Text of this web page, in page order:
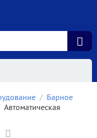
/ Барное
Автоматическая